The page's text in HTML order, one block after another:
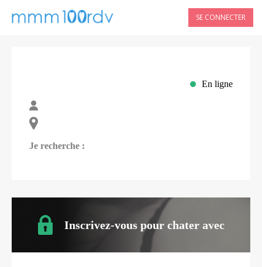
SE CONNECTER
En ligne
Je recherche :
Inscrivez-vous pour chater avec